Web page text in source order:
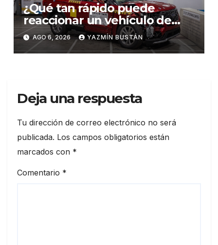
¿Qué tan rápido puede
reaccionar un vehículo de
lujo ante una emergencia?
AGO 6, 2026 YAZMÍN BUSTÁN
Deja una respuesta
Tu dirección de correo electrónico no será
publicada. Los campos obligatorios están
marcados con *
Comentario *